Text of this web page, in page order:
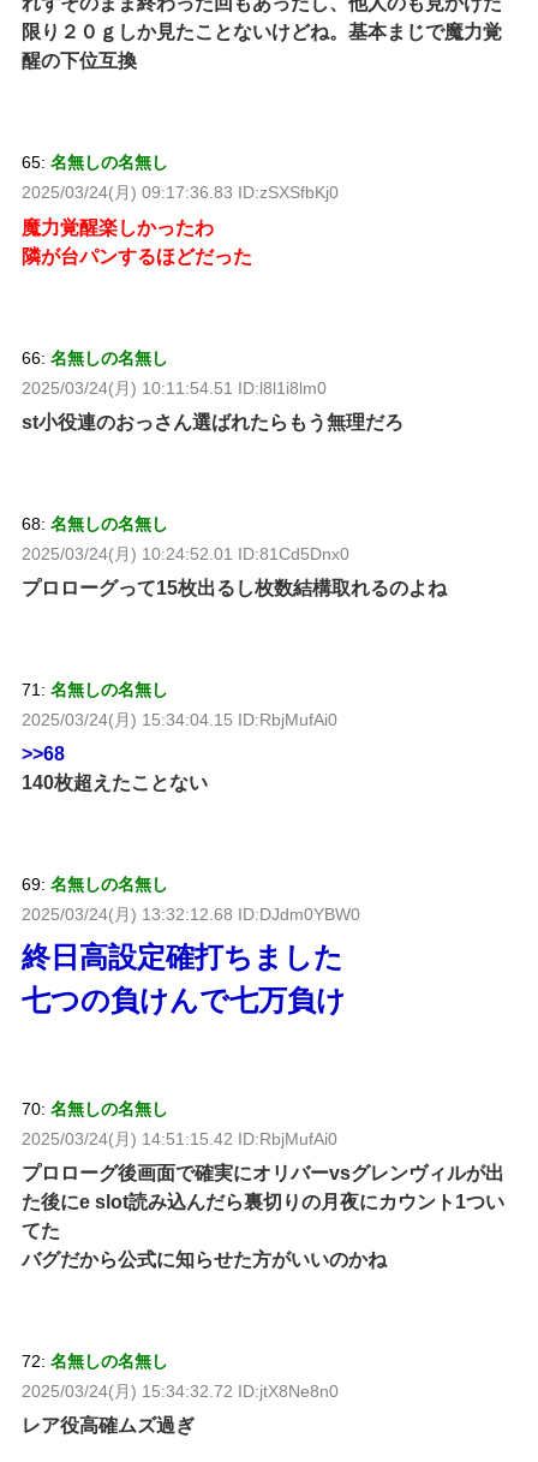
限り２０ｇしか見たことないけどね。基本まじで魔力覚
醒の下位互換
65: 名無しの名無し
2025/03/24(月) 09:17:36.83 ID:zSXSfbKj0
魔力覚醒楽しかったわ
隣が台パンするほどだった
66: 名無しの名無し
2025/03/24(月) 10:11:54.51 ID:l8l1i8lm0
st小役連のおっさん選ばれたらもう無理だろ
68: 名無しの名無し
2025/03/24(月) 10:24:52.01 ID:81Cd5Dnx0
プロローグって15枚出るし枚数結構取れるのよね
71: 名無しの名無し
2025/03/24(月) 15:34:04.15 ID:RbjMufAi0
>>68
140枚超えたことない
69: 名無しの名無し
2025/03/24(月) 13:32:12.68 ID:DJdm0YBW0
終日高設定確打ちました
七つの負けんで七万負け
70: 名無しの名無し
2025/03/24(月) 14:51:15.42 ID:RbjMufAi0
プロローグ後画面で確実にオリバーvsグレンヴィルが出
た後にe slot読み込んだら裏切りの月夜にカウント1つい
てた
バグだから公式に知らせた方がいいのかね
72: 名無しの名無し
2025/03/24(月) 15:34:32.72 ID:jtX8Ne8n0
レア役高確ムズ過ぎ